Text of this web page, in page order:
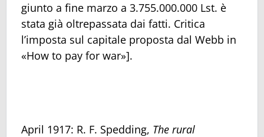
giunto a fine marzo a 3.755.000.000 Lst. è
stata già oltrepassata dai fatti. Critica
l’imposta sul capitale proposta dal Webb in
«How to pay for war»].
April 1917: R. F. Spedding, The rural